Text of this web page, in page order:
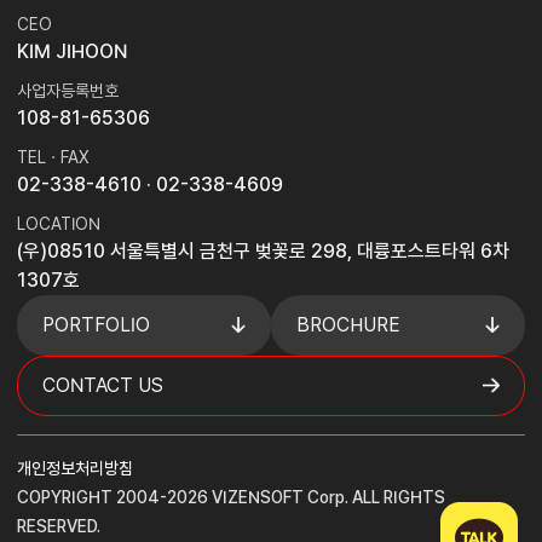
CEO
KIM JIHOON
사업자등록번호
108-81-65306
TEL · FAX
02-338-4610 · 02-338-4609
LOCATION
(우)08510 서울특별시 금천구 벚꽃로 298, 대륭포스트타워 6차
1307호
PORTFOLIO
BROCHURE
CONTACT US
개인정보처리방침
COPYRIGHT 2004-2026 VIZENSOFT Corp. ALL RIGHTS
RESERVED.